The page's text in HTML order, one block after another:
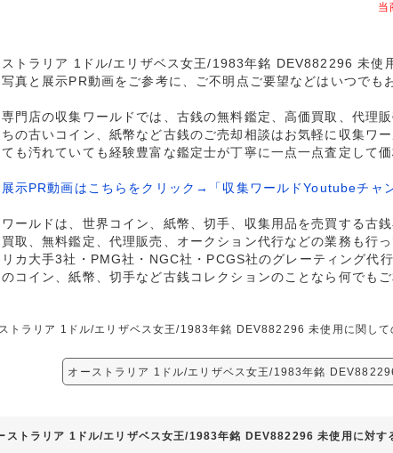
当
トラリア 1ドル/エリザベス女王/1983年銘 DEV882296 未使
真と展示PR動画をご参考に、ご不明点ご要望などはいつでも
門店の収集ワールドでは、古銭の無料鑑定、高価買取、代理販
の古いコイン、紙幣など古銭のご売却相談はお気軽に収集ワー
も汚れていても経験豊富な鑑定士が丁寧に一点一点査定して価
示PR動画はこちらをクリック→「収集ワールドYoutubeチャ
ールドは、世界コイン、紙幣、切手、収集用品を売買する古銭
取、無料鑑定、代理販売、オークション代行などの業務も行っ
カ大手3社・PMG社・NGC社・PCGS社のグレーティング代行
コイン、紙幣、切手など古銭コレクションのことなら何でもご
トラリア 1ドル/エリザベス女王/1983年銘 DEV882296 未使用に関して
オーストラリア 1ドル/エリザベス女王/1983年銘
ストラリア 1ドル/エリザベス女王/1983年銘 DEV882296 未使用に対す